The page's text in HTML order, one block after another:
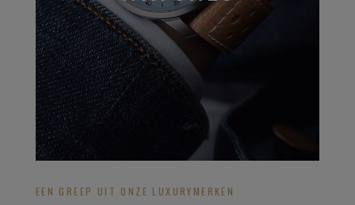
EEN GREEP UIT ONZE LUXURYMERKEN